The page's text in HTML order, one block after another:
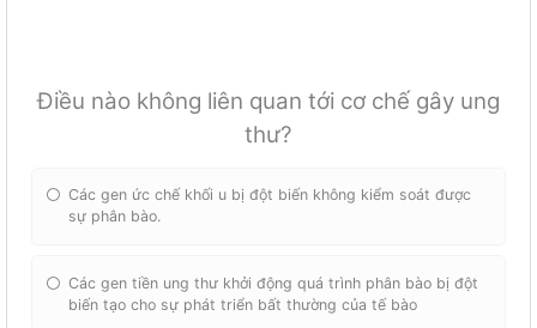
Điều nào không liên quan tới cơ chế gây ung
thư?
Các gen ức chế khối u bị đột biến không kiểm soát được
sự phân bào.
Các gen tiền ung thư khởi động quá trình phân bào bị đột
biến tạo cho sự phát triển bất thường của tế bào